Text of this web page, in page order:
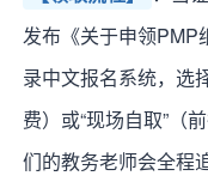
发布《关于申领PMP
录中文报名系统，选
费）或“现场自取”（
们的教务老师会全程